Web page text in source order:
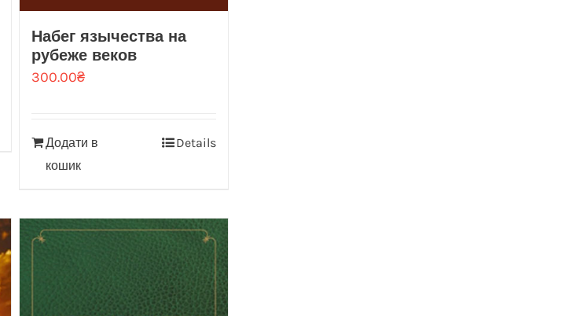
Набег язычества на
рубеже веков
300.00₴
Додати в
кошик
Details